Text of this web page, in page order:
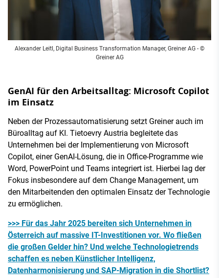
Alexander Leitl, Digital Business Transformation Manager, Greiner AG - ©
Greiner AG
GenAI für den Arbeitsalltag: Microsoft Copilot
im Einsatz
Neben der Prozessautomatisierung setzt Greiner auch im
Büroalltag auf KI. Tietoevry Austria begleitete das
Unternehmen bei der Implementierung von Microsoft
Copilot, einer GenAI-Lösung, die in Office-Programme wie
Word, PowerPoint und Teams integriert ist. Hierbei lag der
Fokus insbesondere auf dem Change Management, um
den Mitarbeitenden den optimalen Einsatz der Technologie
zu ermöglichen.
>>> Für das Jahr 2025 bereiten sich Unternehmen in
Österreich auf massive IT-Investitionen vor. Wo fließen
die großen Gelder hin? Und welche Technologietrends
schaffen es neben Künstlicher Intelligenz,
Datenharmonisierung und SAP-Migration in die Shortlist?